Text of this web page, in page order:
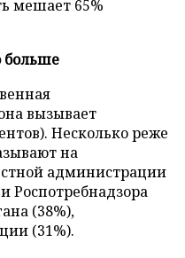
мешает 65%
больше
вызывает
Несколько реже
на
администрации
Роспотребнадзора
(38%),
(31%).